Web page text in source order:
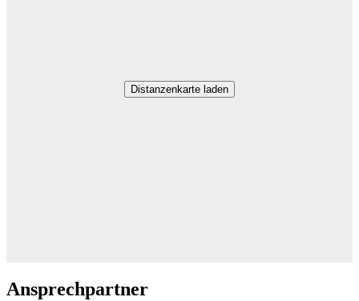
Distanzenkarte laden
Ansprechpartner